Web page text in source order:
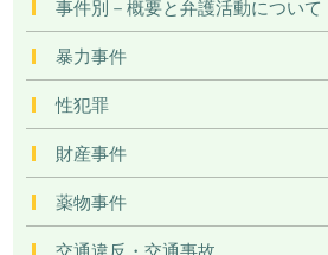
事件別－概要と弁護活動について
暴力事件
性犯罪
財産事件
薬物事件
交通違反・交通事故